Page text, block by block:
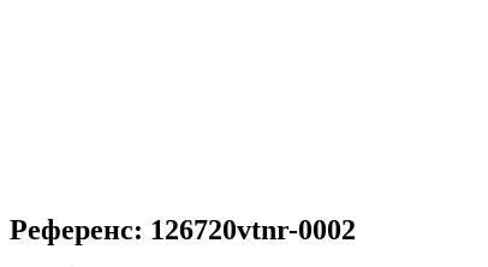
Референс: 126720vtnr-0002